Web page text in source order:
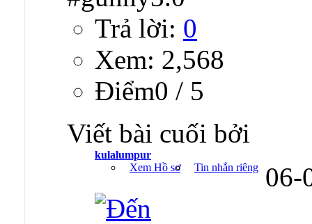
Trả lời: 0
Xem: 2,568
Ðiểm0 / 5
Viết bài cuối bởi
kulalumpur
Xem Hồ sơ
Tin nhắn riêng 06-